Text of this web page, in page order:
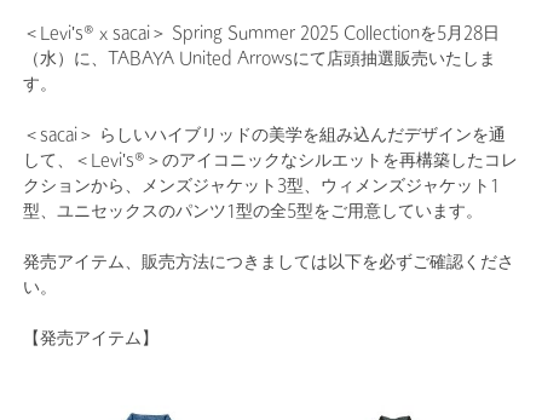
＜Levi's® x sacai＞ Spring Summer 2025 Collectionを5月28日
（水）に、TABAYA United Arrowsにて店頭抽選販売いたしま
す。
＜sacai＞ らしいハイブリッドの美学を組み込んだデザインを通
して、＜Levi's®＞のアイコニックなシルエットを再構築したコレ
クションから、メンズジャケット3型、ウィメンズジャケット1
型、ユニセックスのパンツ1型の全5型をご用意しています。
発売アイテム、販売方法につきましては以下を必ずご確認くださ
い。
【発売アイテム】